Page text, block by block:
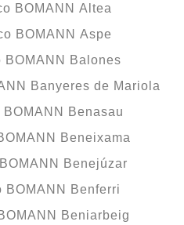
BOMANN Altea
BOMANN Aspe
Balones
Banyeres de Mariola
Benasau
Beneixama
Benejúzar
Benferri
Beniarbeig